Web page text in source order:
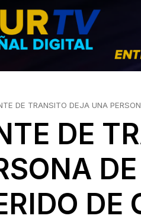
DE TRANSITO DEJA UNA
DE
DE